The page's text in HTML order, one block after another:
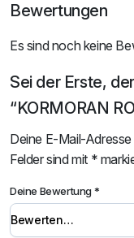
Bewertungen
Es sind noch keine
Sei der Erste,
“KORMORAN
Deine E-Mail-
Felder sind mit *
Deine Bewertung*